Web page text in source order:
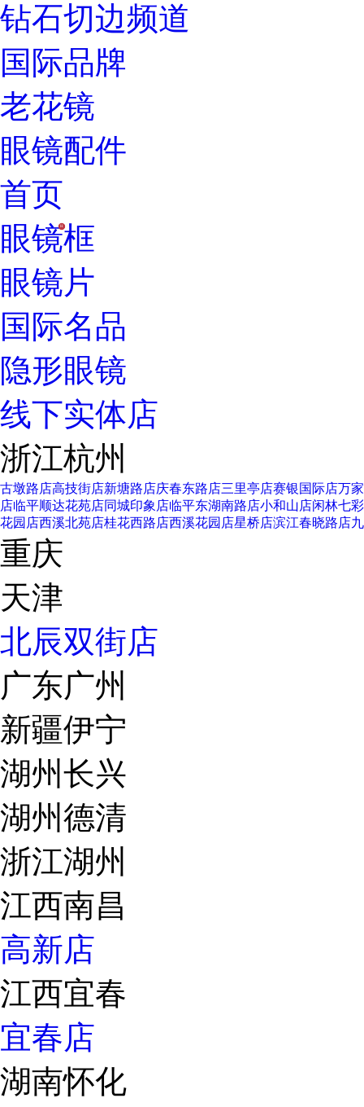
钻石切边频道
国际品牌
老花镜
眼镜配件
首页
H
眼镜框
眼镜片
国际名品
隐形眼镜
线下实体店
浙江杭州
古墩路店高技街店新塘路店庆春东路店三里亭店赛银国际店万
店临平顺达花苑店同城印象店临平东湖南路店小和山店闲林七
花园店西溪北苑店桂花西路店西溪花园店星桥店滨江春晓路店
重庆
天津
北辰双街店
广东广州
新疆伊宁
湖州长兴
湖州德清
浙江湖州
江西南昌
高新店
江西宜春
宜春店
湖南怀化